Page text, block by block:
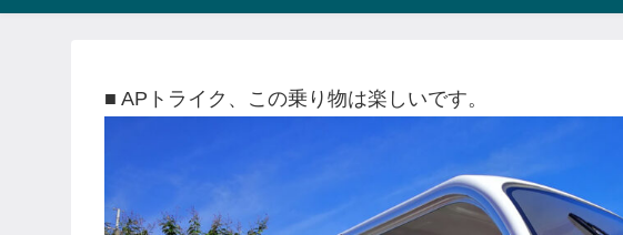
■ APトライク、この乗り物は楽しいです。